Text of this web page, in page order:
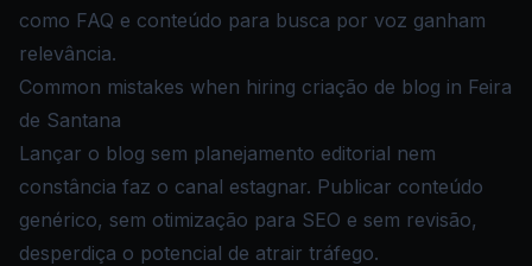
como FAQ e conteúdo para busca por voz ganham
relevância.
Common mistakes when hiring criação de blog in Feira
de Santana
Lançar o blog sem planejamento editorial nem
constância faz o canal estagnar. Publicar conteúdo
genérico, sem otimização para SEO e sem revisão,
desperdiça o potencial de atrair tráfego.